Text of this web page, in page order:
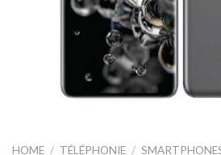
HOME / TÉLÉPHONIE /